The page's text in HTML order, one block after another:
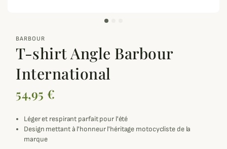
BARBOUR
T-shirt Angle Barbour
International
54,95 €
Léger et respirant parfait pour l'été
Design mettant à l'honneur l'héritage motocycliste de la
marque